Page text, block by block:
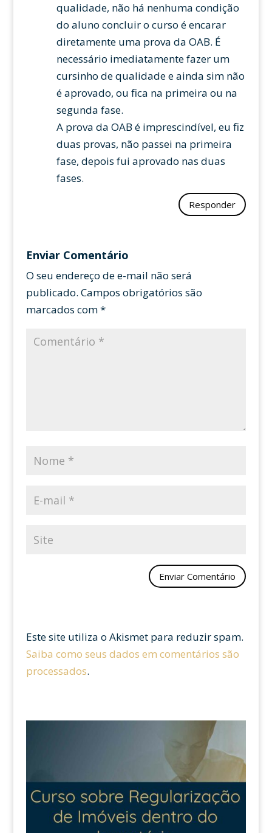
qualidade, não há nenhuma condição
do aluno concluir o curso é encarar
diretamente uma prova da OAB. É
necessário imediatamente fazer um
cursinho de qualidade e ainda sim não
é aprovado, ou fica na primeira ou na
segunda fase.
A prova da OAB é imprescindível, eu fiz
duas provas, não passei na primeira
fase, depois fui aprovado nas duas
fases.
Responder
Enviar Comentário
O seu endereço de e-mail não será
publicado. Campos obrigatórios são
marcados com*
Este site utiliza o Akismet para reduzir spam.
Saiba como seus dados em comentários são
processados.